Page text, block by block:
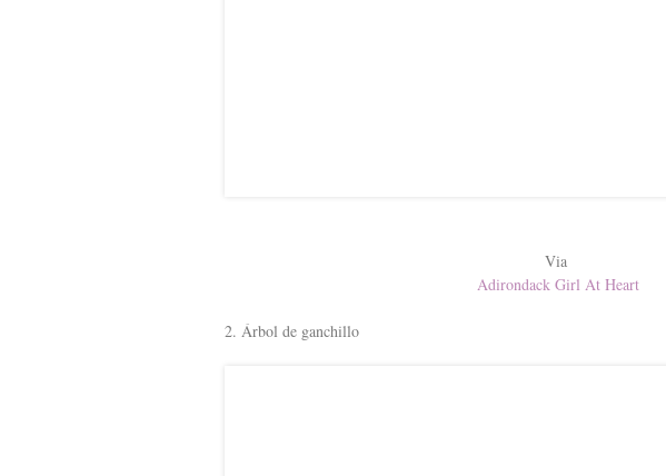
Via
Adirondack Girl At Heart
2. Árbol de ganchillo